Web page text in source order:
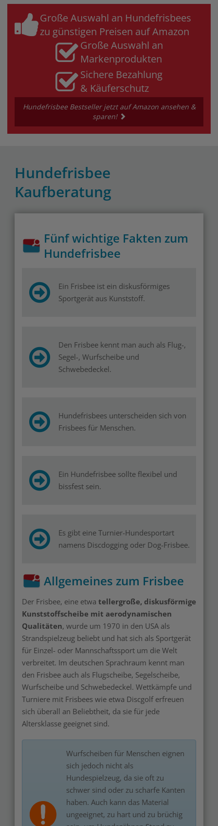
Große Auswahl an Hundefrisbees
zu günstigen Preisen auf Amazon
Große Auswahl an
Markenprodukten
Sichere Bezahlung
& Käuferschutz
Hundefrisbee Bestseller jetzt auf Amazon ansehen &
sparen!
Hundefrisbee
Kaufberatung
Fünf wichtige Fakten zum
Hundefrisbee
Ein Frisbee ist ein diskusförmiges
Sportgerät aus Kunststoff.
Den Frisbee kennt man auch als Flug-,
Segel-, Wurfscheibe und
Schwebedeckel.
Hundefrisbees unterscheiden sich von
Frisbees für Menschen.
Ein Hundefrisbee sollte flexibel und
bissfest sein.
Es gibt eine Turnier-Hundesportart
namens Discdogging oder Dog-Frisbee.
Allgemeines zum Frisbee
Der Frisbee, eine etwa tellergroße, diskusförmige
Kunststoffscheibe mit aerodynamischen
Qualitäten, wurde um 1970 in den USA als
Strandspielzeug beliebt und hat sich als Sportgerät
für Einzel- oder Mannschaftssport um die Welt
verbreitet. Im deutschen Sprachraum kennt man
den Frisbee auch als Flugscheibe, Segelscheibe,
Wurfscheibe und Schwebedeckel. Wettkämpfe und
Turniere mit Frisbees wie etwa Discgolf erfreuen
sich überall an Beliebtheit, da sie für jede
Altersklasse geeignet sind.
Wurfscheiben für Menschen eignen
sich jedoch nicht als
Hundespielzeug, da sie oft zu
schwer sind oder zu scharfe Kanten
haben. Auch kann das Material
ungeeignet, zu hart und zu brüchig